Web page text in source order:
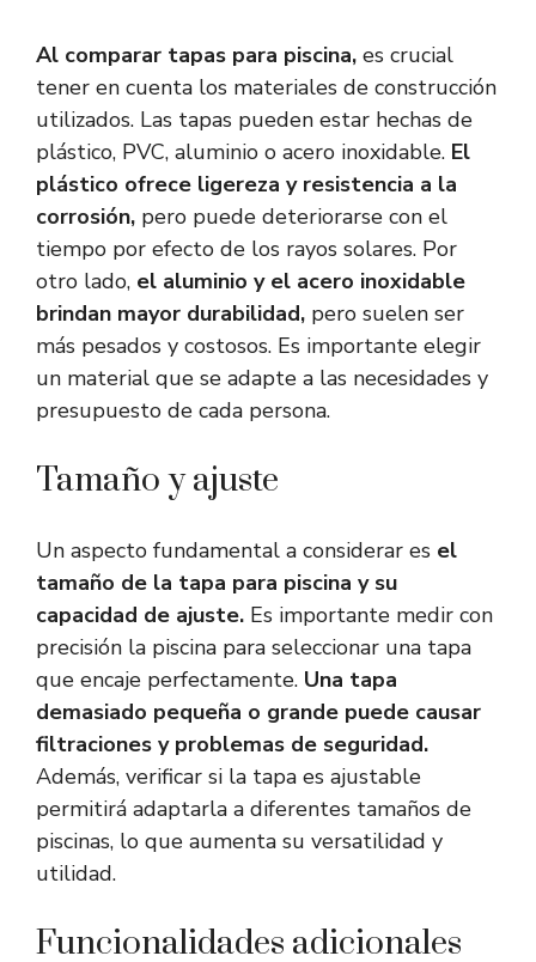
Al comparar tapas para piscina, es crucial
tener en cuenta los materiales de construcción
utilizados. Las tapas pueden estar hechas de
plástico, PVC, aluminio o acero inoxidable. El
plástico ofrece ligereza y resistencia a la
corrosión, pero puede deteriorarse con el
tiempo por efecto de los rayos solares. Por
otro lado, el aluminio y el acero inoxidable
brindan mayor durabilidad, pero suelen ser
más pesados y costosos. Es importante elegir
un material que se adapte a las necesidades y
presupuesto de cada persona.
Tamaño y ajuste
Un aspecto fundamental a considerar es el
tamaño de la tapa para piscina y su
capacidad de ajuste. Es importante medir con
precisión la piscina para seleccionar una tapa
que encaje perfectamente. Una tapa
demasiado pequeña o grande puede causar
filtraciones y problemas de seguridad.
Además, verificar si la tapa es ajustable
permitirá adaptarla a diferentes tamaños de
piscinas, lo que aumenta su versatilidad y
utilidad.
Funcionalidades adicionales